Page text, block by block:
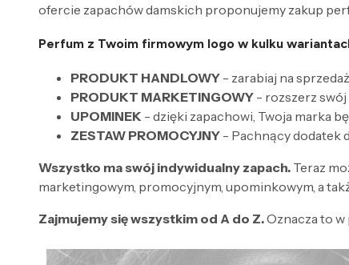
ofercie zapachów damskich proponujemy zakup
Perfum z Twoim firmowym logo w kulku
PRODUKT HANDLOWY - zarabiaj na
PRODUKT MARKETINGOWY - rozszerz
UPOMINEK - dzięki zapachowi, Twoja marka
ZESTAW PROMOCYJNY - Pachnący dodatek
Wszystko ma swój indywidualny zapach. Teraz
marketingowym, promocyjnym, upominkowym, a
Zajmujemy się wszystkim od A do Z.Oznacza to w